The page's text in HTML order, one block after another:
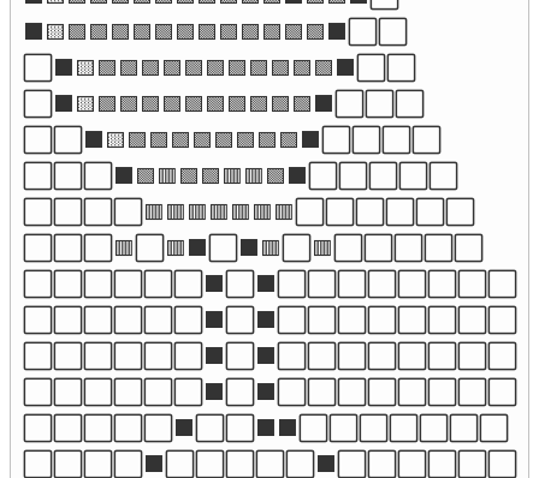
⬛🟨🟩🟩🟩🟩🟩🟩🟩🟩🟩🟩🟩🟩⬛⬜⬜
⬜⬛🟨🟩🟩🟩🟩🟩🟩🟩🟩🟩🟩🟩⬛⬜⬜
⬜⬛🟨🟩🟩🟩🟩🟩🟩🟩🟩🟩🟩⬛⬜⬜⬜
⬜⬜⬛🟨🟩🟩🟩🟩🟩🟩🟩🟩⬛⬜⬜⬜⬜
⬜⬜⬜⬛🟩🟥🟩🟩🟥🟥🟩⬛⬜⬜⬜⬜⬜
⬜⬜⬜⬜🟥🟥🟥🟥🟥🟥🟥⬜⬜⬜⬜⬜⬜
⬜⬜⬜🟥⬜🟥⬛⬜⬛🟥⬜🟥⬜⬜⬜⬜⬜
⬜⬜⬜⬜⬜⬜⬛⬜⬛⬜⬜⬜⬜⬜⬜⬜⬜
⬜⬜⬜⬜⬜⬜⬛⬜⬛⬜⬜⬜⬜⬜⬜⬜⬜
⬜⬜⬜⬜⬜⬜⬛⬜⬛⬜⬜⬜⬜⬜⬜⬜⬜
⬜⬜⬜⬜⬜⬜⬛⬜⬛⬜⬜⬜⬜⬜⬜⬜⬜
⬜⬜⬜⬜⬜⬛⬜⬜⬛⬛⬜⬜⬜⬜⬜⬜⬜
⬜⬜⬜⬜⬛⬜⬜⬜⬜⬜⬛⬜⬜⬜⬜⬜⬜